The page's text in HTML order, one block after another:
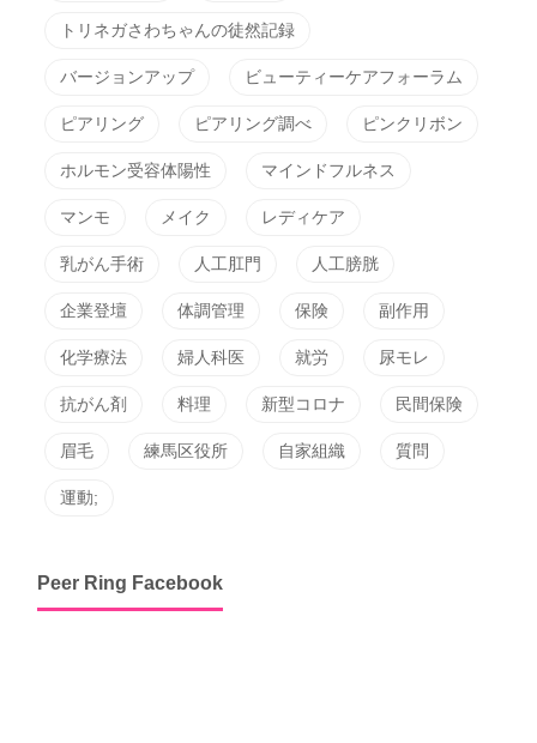
トリネガさわちゃんの徒然記録
バージョンアップ ビューティーケアフォーラム
ピアリング ピアリング調べ ピンクリボン
ホルモン受容体陽性 マインドフルネス
マンモ メイク レディケア
乳がん手術 人工肛門 人工膀胱
企業登壇 体調管理 保険 副作用
化学療法 婦人科医 就労 尿モレ
抗がん剤 料理 新型コロナ 民間保険
眉毛 練馬区役所 自家組織 質問
運動;
Peer Ring Facebook